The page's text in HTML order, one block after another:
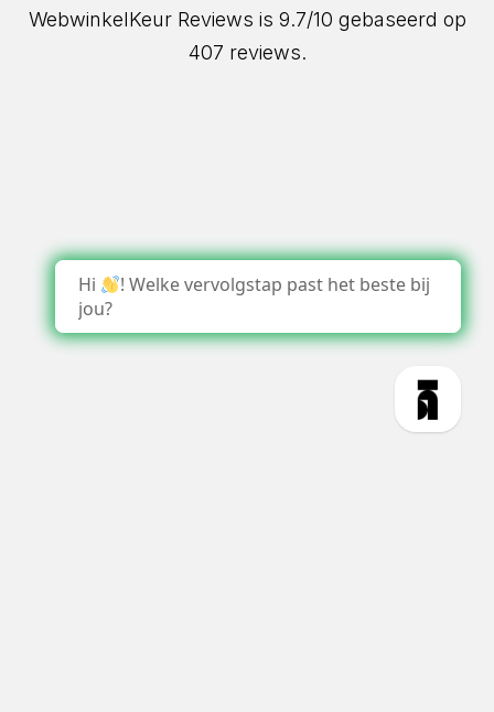
WebwinkelKeur Reviews is 9.7/10 gebaseerd op
407 reviews.
Hi
! Welke vervolgstap past het beste bij
jou?